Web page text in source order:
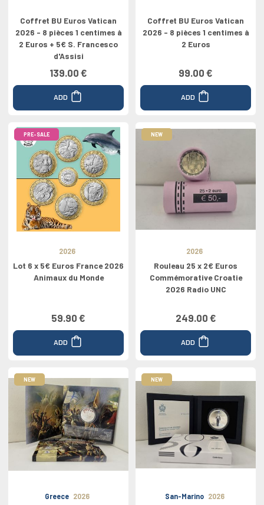
Coffret BU Euros Vatican
2026 - 8 pièces 1 centimes à
2 Euros + 5€ S. Francesco
d'Assisi
139.00 €
ADD
Coffret BU Euros Vatican
2026 - 8 pièces 1 centimes à
2 Euros
99.00 €
ADD
PRE-SALE
2026
Lot 6 x 5€ Euros France 2026
Animaux du Monde
59.90 €
ADD
NEW
2026
Rouleau 25 x 2€ Euros
Commémorative Croatie
2026 Radio UNC
249.00 €
ADD
NEW
Greece 2026
NEW
San-Marino 2026